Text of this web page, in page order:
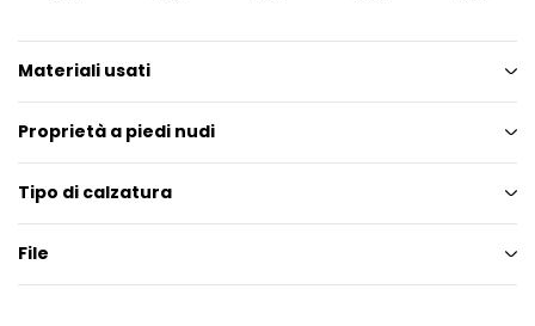
Materiali usati
Proprietà a piedi nudi
Tipo di calzatura
File